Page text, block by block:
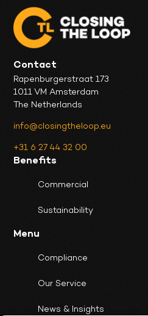
Contact
Rapenburgerstraat 173
1011 VM Amsterdam
The Netherlands
info@closingtheloop.eu
+31 6 27 44 32 00
Benefits
Commercial
Sustainability
Menu
Compliance
Our Service
News & Insights